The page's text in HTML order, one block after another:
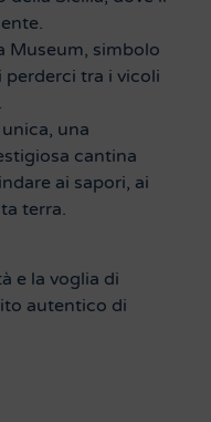
Museum, simbolo
perderci tra i vicoli
una
cantina
ai sapori, ai
terra.
e la voglia di
autentico di